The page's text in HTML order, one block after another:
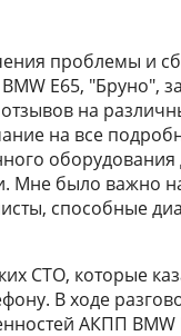
проблемы и
E65, "Бруно",
на
на все
Мне было важно
способные
СТО, которые
В ходе
АКПП BMW